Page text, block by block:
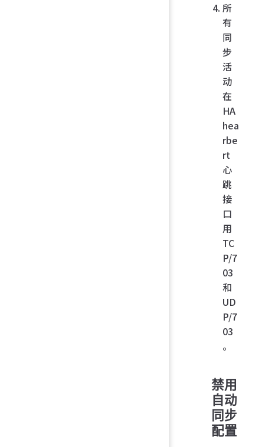
所
有
同
步
活
动
在
HA
hea
rbe
rt
心
跳
接
口
用
TC
P/7
03
和
UD
P/7
03
。
禁用
自动
同步
配置